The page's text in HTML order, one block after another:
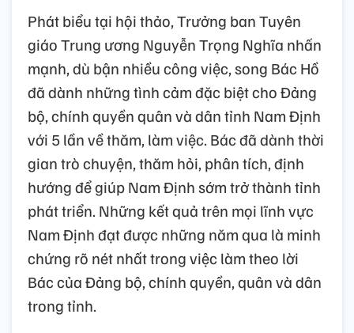
Phát biểu tại hội thảo, Trưởng ban Tuyên
giáo Trung ương Nguyễn Trọng Nghĩa nhấn
mạnh, dù bận nhiều công việc, song Bác Hồ
đã dành những tình cảm đặc biệt cho Đảng
bộ, chính quyền quân và dân tỉnh Nam Định
với 5 lần về thăm, làm việc. Bác đã dành thời
gian trò chuyện, thăm hỏi, phân tích, định
hướng để giúp Nam Định sớm trở thành tỉnh
phát triển. Những kết quả trên mọi lĩnh vực
Nam Định đạt được những năm qua là minh
chứng rõ nét nhất trong việc làm theo lời
Bác của Đảng bộ, chính quyền, quân và dân
trong tỉnh.